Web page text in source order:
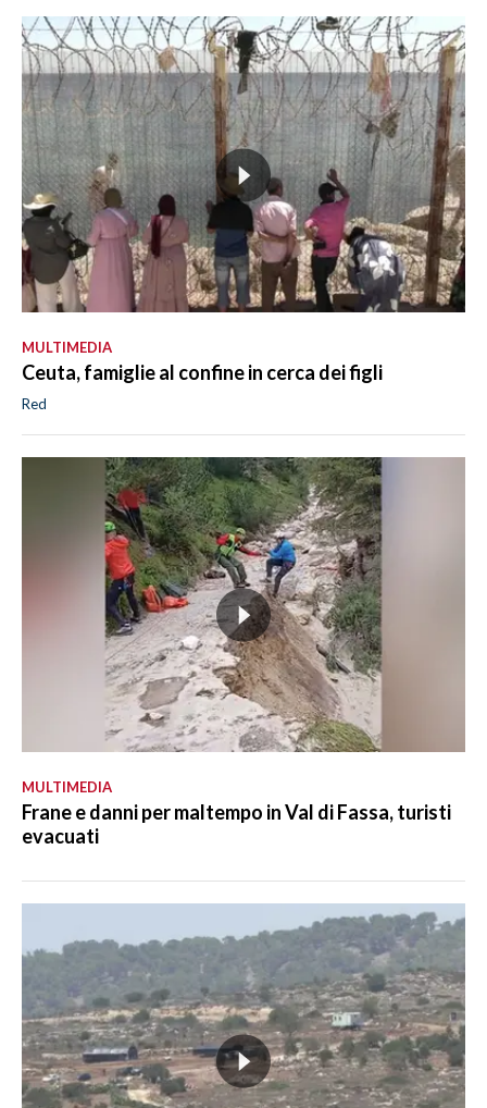
MULTIMEDIA
Ceuta, famiglie al confine in cerca dei figli
Red
MULTIMEDIA
Frane e danni per maltempo in Val di Fassa, turisti
evacuati